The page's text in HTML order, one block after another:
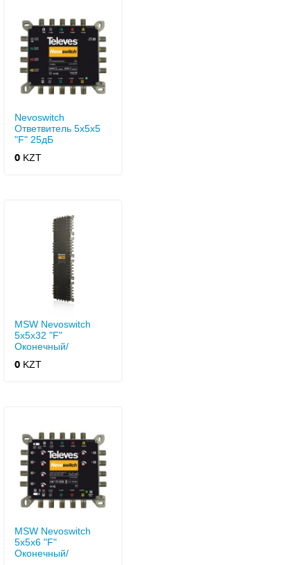
Nevoswitch
Ответвитель 5x5x5
"F" 25дБ
0KZT
MSW Nevoswitch
5x5x32 "F"
Оконечный/
0KZT
MSW Nevoswitch
5x5x6 "F"
Оконечный/